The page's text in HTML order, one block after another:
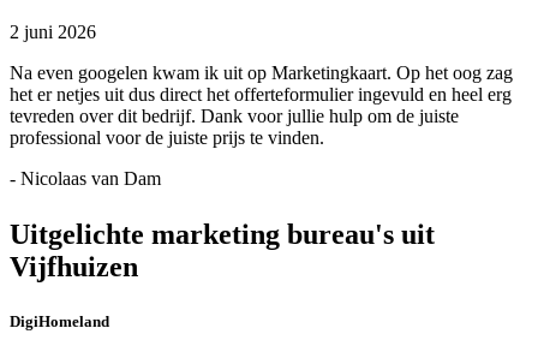
2 juni 2026
Na even googelen kwam ik uit op Marketingkaart. Op het oog zag
het er netjes uit dus direct het offerteformulier ingevuld en heel erg
tevreden over dit bedrijf. Dank voor jullie hulp om de juiste
professional voor de juiste prijs te vinden.
- Nicolaas van Dam
Uitgelichte marketing bureau's uit
Vijfhuizen
DigiHomeland